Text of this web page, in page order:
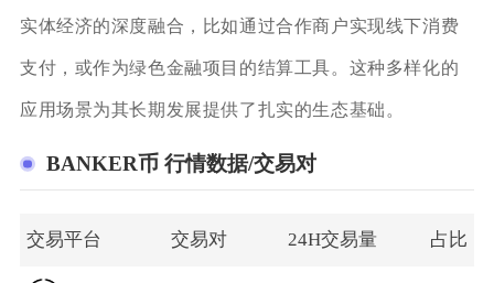
实体经济的深度融合，比如通过合作商户实现线下消费
支付，或作为绿色金融项目的结算工具。这种多样化的
应用场景为其长期发展提供了扎实的生态基础。
BANKER币 行情数据/交易对
交易平台 交易对 24H交易量 占比